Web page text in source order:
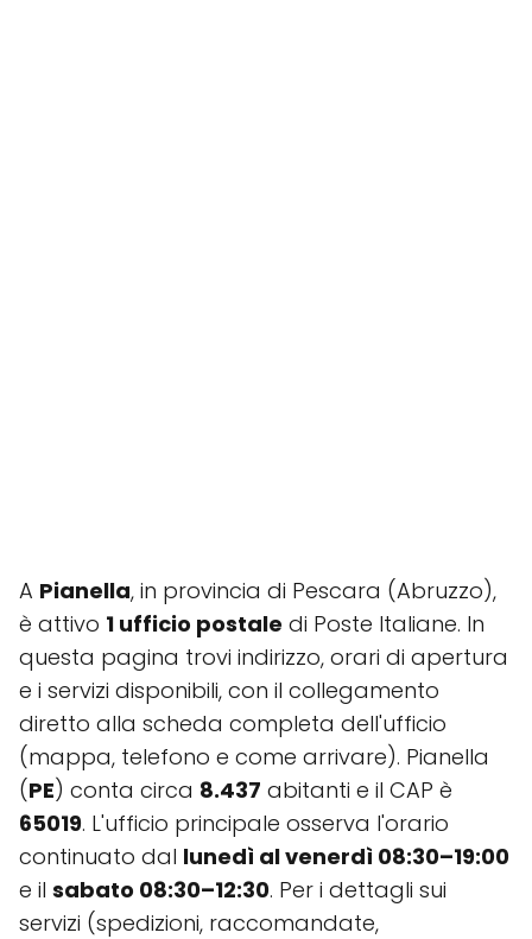
A Pianella, in provincia di Pescara (Abruzzo),
è attivo 1 ufficio postale di Poste Italiane. In
questa pagina trovi indirizzo, orari di apertura
e i servizi disponibili, con il collegamento
diretto alla scheda completa dell'ufficio
(mappa, telefono e come arrivare). Pianella
(PE) conta circa 8.437 abitanti e il CAP è
65019. L'ufficio principale osserva l'orario
continuato dal lunedì al venerdì 08:30–19:00
e il sabato 08:30–12:30. Per i dettagli sui
servizi (spedizioni, raccomandate,